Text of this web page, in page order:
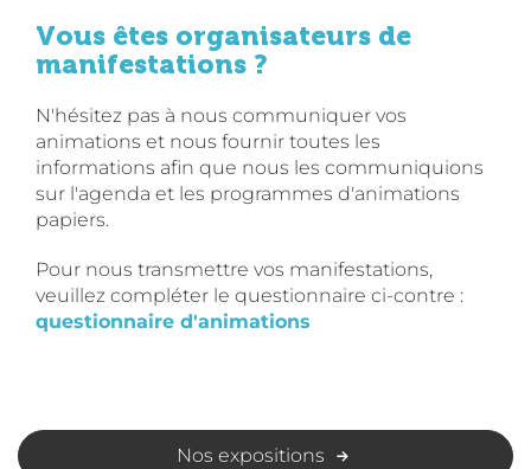
Vous êtes organisateurs de
manifestations ?
N'hésitez pas à nous communiquer vos
animations et nous fournir toutes les
informations afin que nous les communiquions
sur l'agenda et les programmes d'animations
papiers.
Pour nous transmettre vos manifestations,
veuillez compléter le questionnaire ci-contre :
questionnaire d'animations
Nos expositions